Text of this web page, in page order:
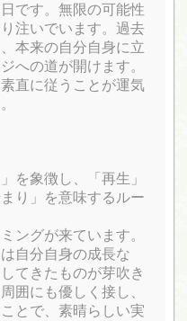
です。無限の可能性
注いでいます。過去
本来の自分自身に立
への道が開けます。
直に従うことが運気
を象徴し、「再生」
り」を意味するルー
ングが来ています。
自分自身の成長な
てきたものが芽吹き
囲にも優しく接し、
とで、素晴らしい実